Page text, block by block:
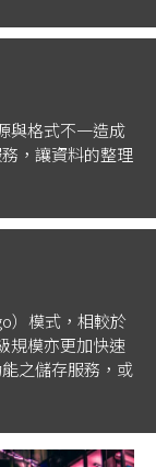
與格式不一造成
，讓資料的整理
）模式，相較於
規模亦更加快速
之儲存服務，或